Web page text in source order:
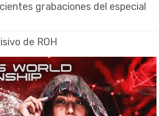
grabaciones del especial
de ROH